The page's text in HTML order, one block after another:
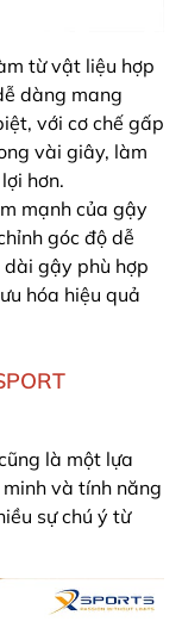
từ vật liệu hợp
dàng mang
với cơ chế gấp
vài giây, làm
hơn.
mạnh của gậy
góc độ dễ
gậy phù hợp
hóa hiệu quả
là một lựa
và tính năng
sự chú ý từ